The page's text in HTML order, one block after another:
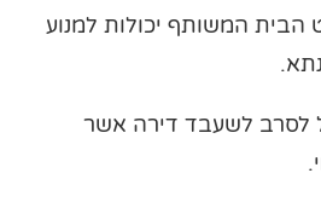
הבית המשותף יכולות למנוע
לסרב לשעבד דירה אשר